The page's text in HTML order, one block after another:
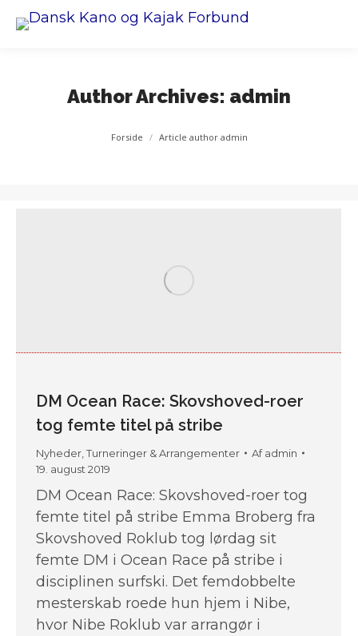
Author Archives: admin
You are here:
Forside Article author admin
DM Ocean Race: Skovshoved-roer
tog femte titel på stribe
Nyheder ,Turneringer & Arrangementer Afadmin
19. august 2019
DM Ocean Race: Skovshoved-roer tog
femte titel på stribe Emma Broberg fra
Skovshoved Roklub tog lørdag sit
femte DM i Ocean Race på stribe i
disciplinen surfski. Det femdobbelte
mesterskab roede hun hjem i Nibe,
hvor Nibe Roklub var arrangør i